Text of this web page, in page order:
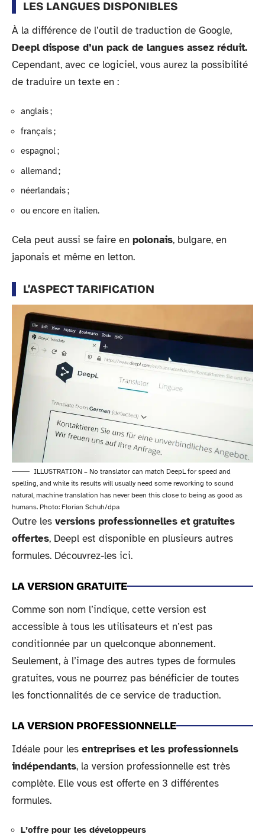
LES LANGUES DISPONIBLES
À la différence de l’outil de traduction de Google,
Deepl dispose d’un pack de langues assez réduit.
Cependant, avec ce logiciel, vous aurez la possibilité
de traduire un texte en :
anglais ;
français ;
espagnol ;
allemand ;
néerlandais ;
ou encore en italien.
Cela peut aussi se faire en polonais, bulgare, en
japonais et même en letton.
L’ASPECT TARIFICATION
ILLUSTRATION – No translator can match DeepL for speed and
spelling, and while its results will usually need some reworking to sound
natural, machine translation has never been this close to being as good as
humans. Photo: Florian Schuh/dpa
Outre les versions professionnelles et gratuites
offertes, Deepl est disponible en plusieurs autres
formules. Découvrez-les ici.
LA VERSION GRATUITE
Comme son nom l’indique, cette version est
accessible à tous les utilisateurs et n’est pas
conditionnée par un quelconque abonnement.
Seulement, à l’image des autres types de formules
gratuites, vous ne pourrez pas bénéficier de toutes
les fonctionnalités de ce service de traduction.
LA VERSION PROFESSIONNELLE
Idéale pour les entreprises et les professionnels
indépendants, la version professionnelle est très
complète. Elle vous est offerte en 3 différentes
formules.
L’offre pour les développeurs